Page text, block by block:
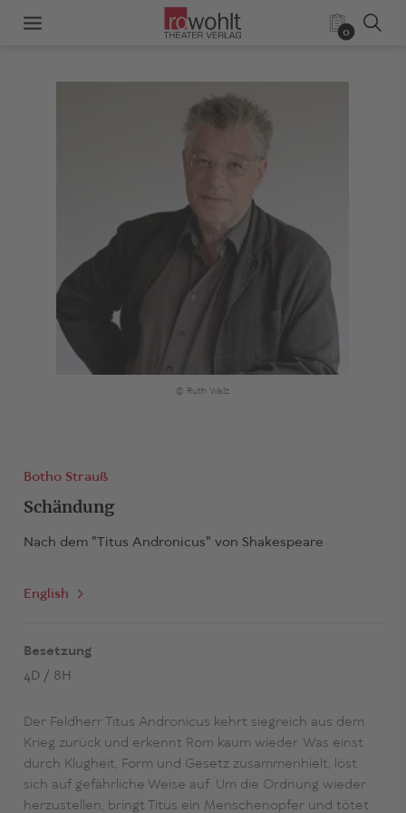
0
© Ruth Walz
Botho Strauß
Schändung
Nach dem "Titus Andronicus" von Shakespeare
English
Besetzung
4D / 8H
Der Feldherr Titus Andronicus kehrt siegreich aus dem
Krieg zurück und erkennt Rom kaum wieder. Was einst
durch Klugheit, Form und Gesetz zusammenhielt, löst
sich auf gefährliche Weise auf. Um die Ordnung wieder
herzustellen, bringt Titus ein Menschenopfer und tötet